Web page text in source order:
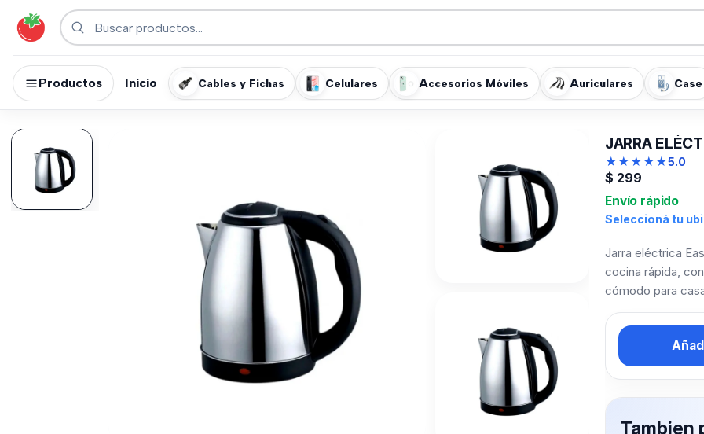
Productos Inicio Cables y Fichas Celulares Accesorios Móviles Auriculares Case
JARRA
★★★★★5.0
$ 299
Envío rápido
Seleccioná tu
Jarra eléctrica
cocina rápida,
cómodo para
Tambien